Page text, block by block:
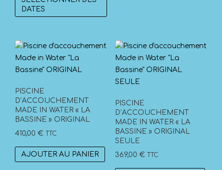
DATES
PISCINE
D’ACCOUCHEMENT
MADE IN WATER « LA
BASSINE » ORIGINAL
410,00 € TTC
AJOUTER AU PANIER
PISCINE
D’ACCOUCHEMENT
MADE IN WATER « LA
BASSINE » ORIGINAL
SEULE
369,00 € TTC